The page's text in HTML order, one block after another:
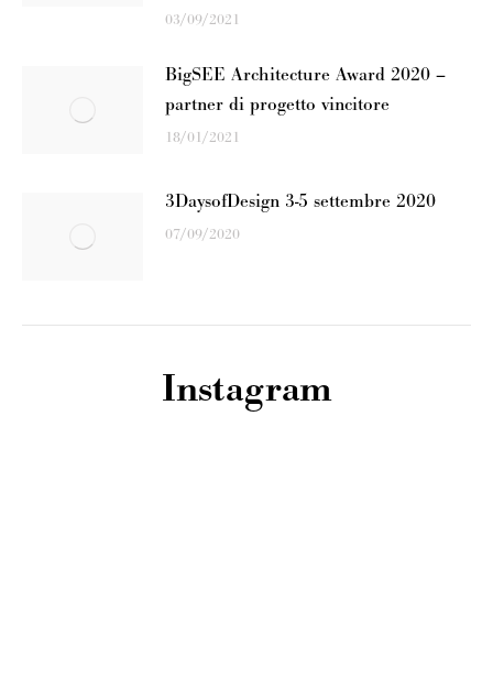
03/09/2021
BigSEE Architecture Award 2020 –
partner di progetto vincitore
18/01/2021
3DaysofDesign 3-5 settembre 2020
07/09/2020
Instagram